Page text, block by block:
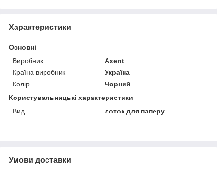
Характеристики
Основні
Виробник
Axent
Країна виробник
Україна
Колір
Чорний
Користувальницькі характеристики
Вид
лоток для паперу
Умови доставки